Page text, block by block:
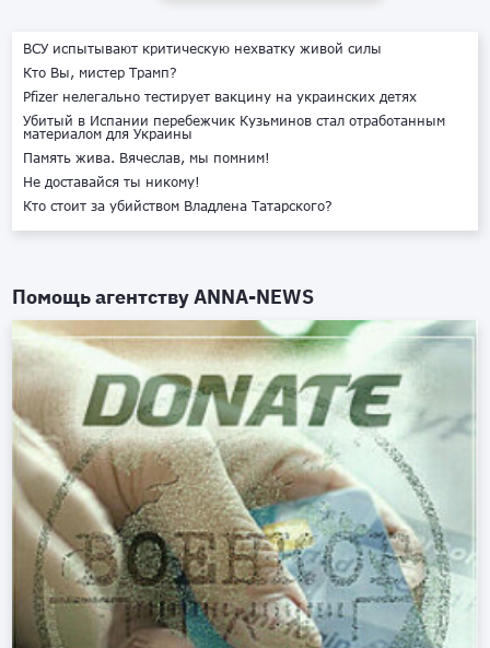
ВСУ испытывают критическую нехватку живой силы
Кто Вы, мистер Трамп?
Pfizer нелегально тестирует вакцину на украинских детях
Убитый в Испании перебежчик Кузьминов стал отработанным
материалом для Украины
Память жива. Вячеслав, мы помним!
Не доставайся ты никому!
Кто стоит за убийством Владлена Татарского?
Помощь агентствуANNA-NEWS